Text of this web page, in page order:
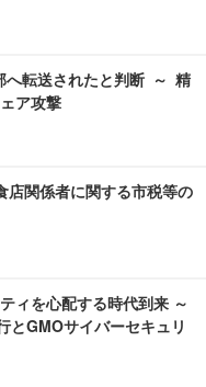
へ転送されたと判断 ～ 精
ア攻撃
関係者に関する市税等の
ィを心配する時代到来 ～
とGMOサイバーセキュリ